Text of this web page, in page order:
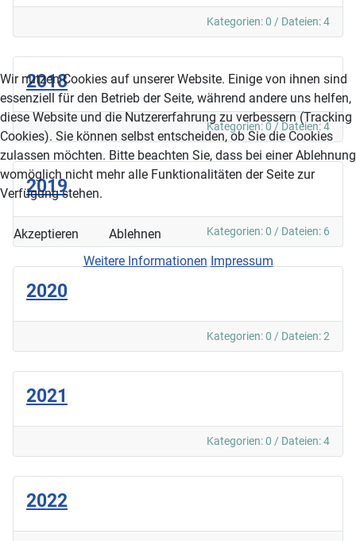
Kategorien: 0 / Dateien: 4
2018
Kategorien: 0 / Dateien: 4
2019
Kategorien: 0 / Dateien: 6
2020
Kategorien: 0 / Dateien: 2
2021
Kategorien: 0 / Dateien: 4
2022
Wir nutzen Cookies auf unserer Website. Einige von ihnen sind
essenziell für den Betrieb der Seite, während andere uns helfen,
diese Website und die Nutzererfahrung zu verbessern (Tracking
Cookies). Sie können selbst entscheiden, ob Sie die Cookies
zulassen möchten. Bitte beachten Sie, dass bei einer Ablehnung
womöglich nicht mehr alle Funktionalitäten der Seite zur
Verfügung stehen.
Akzeptieren
Ablehnen
Weitere Informationen Impressum